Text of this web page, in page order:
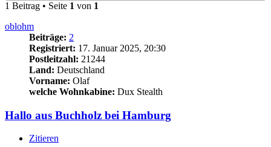
1 Beitrag • Seite 1 von 1
oblohm
Beiträge: 2
Registriert: 17. Januar 2025, 20:30
Postleitzahl: 21244
Land: Deutschland
Vorname: Olaf
welche Wohnkabine: Dux Stealth
Hallo aus Buchholz bei Hamburg
Zitieren